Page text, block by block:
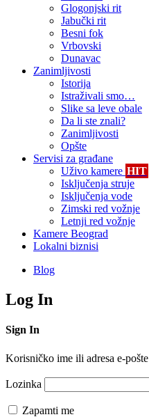
Glogonjski rit
Jabučki rit
Besni fok
Vrbovski
Dunavac
Zanimljivosti
Istorija
Istraživali smo…
Slike sa leve obale
Da li ste znali?
Zanimljivosti
Opšte
Servisi za građane
Uživo kamere HIT
Isključenja struje
Isključenja vode
Zimski red vožnje
Letnji red vožnje
Kamere Beograd
Lokalni biznisi
Blog
Log In
Sign In
Korisničko ime ili adresa e-pošte
Lozinka
Zapamti me